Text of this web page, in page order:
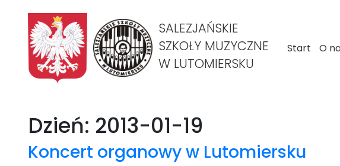
SALEZJAŃSKIE
SZKOŁY MUZYCZNE
W LUTOMIERSKU
Start O
Dzień: 2013-01-19
Koncert organowy w Lutomiersku